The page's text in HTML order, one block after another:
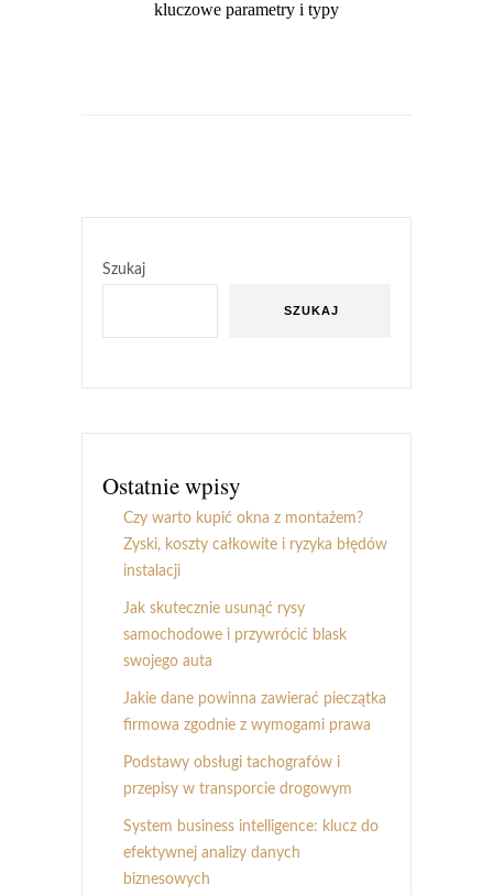
kluczowe parametry i typy
Szukaj
SZUKAJ
Ostatnie wpisy
Czy warto kupić okna z montażem?
Zyski, koszty całkowite i ryzyka błędów
instalacji
Jak skutecznie usunąć rysy
samochodowe i przywrócić blask
swojego auta
Jakie dane powinna zawierać pieczątka
firmowa zgodnie z wymogami prawa
Podstawy obsługi tachografów i
przepisy w transporcie drogowym
System business intelligence: klucz do
efektywnej analizy danych
biznesowych